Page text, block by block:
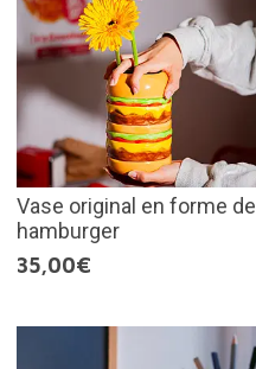
Vase original en forme de
hamburger
35,00€